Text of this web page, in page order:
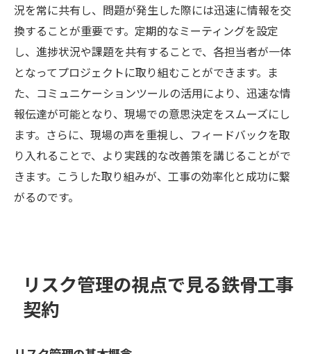
況を常に共有し、問題が発生した際には迅速に情報を交
換することが重要です。定期的なミーティングを設定
し、進捗状況や課題を共有することで、各担当者が一体
となってプロジェクトに取り組むことができます。ま
た、コミュニケーションツールの活用により、迅速な情
報伝達が可能となり、現場での意思決定をスムーズにし
ます。さらに、現場の声を重視し、フィードバックを取
り入れることで、より実践的な改善策を講じることがで
きます。こうした取り組みが、工事の効率化と成功に繋
がるのです。
リスク管理の視点で見る鉄骨工事
契約